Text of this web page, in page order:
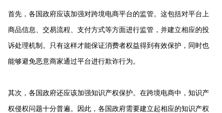
首先，各国政府应该加强对跨境电商平台的监管。这包括对平台上
商品信息、交易流程、支付方式等方面进行监管，并建立相应的投
诉处理机制。只有这样才能保证消费者权益得到有效保护，同时也
能够避免恶意商家通过平台进行欺诈行为。
其次，各国政府还应该加强知识产权保护。在跨境电商中，知识产
权侵权问题十分普遍。因此，各国政府需要建立起相应的知识产权